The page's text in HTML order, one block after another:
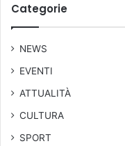
Categorie
NEWS
EVENTI
ATTUALITÀ
CULTURA
SPORT